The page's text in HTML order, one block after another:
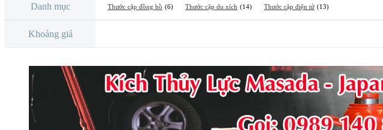
Danh mục Thước cặp đồng hồ (6) Thước cặp du xích (14) Thước cặp điện tử (13)
Khoảng giá